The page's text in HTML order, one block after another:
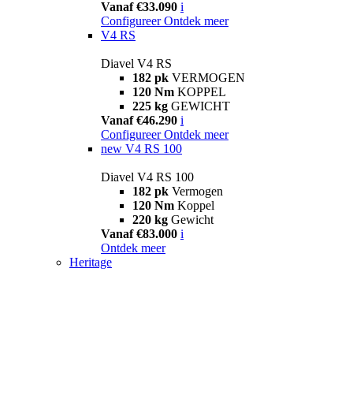
Vanaf €33.090 i
Configureer Ontdek meer
V4 RS
Diavel V4 RS
182 pk VERMOGEN
120 Nm KOPPEL
225 kg GEWICHT
Vanaf €46.290 i
Configureer Ontdek meer
new V4 RS 100
Diavel V4 RS 100
182 pk Vermogen
120 Nm Koppel
220 kg Gewicht
Vanaf €83.000 i
Ontdek meer
Heritage